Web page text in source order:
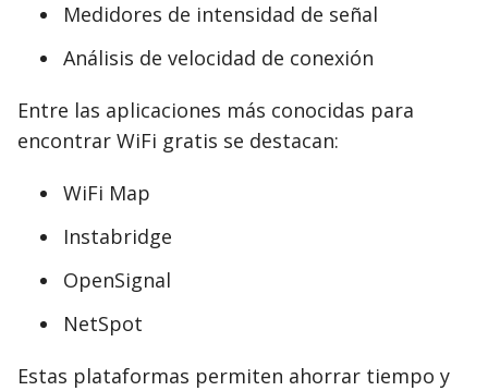
Medidores de intensidad de señal
Análisis de velocidad de conexión
Entre las aplicaciones más conocidas para
encontrar WiFi gratis se destacan:
WiFi Map
Instabridge
OpenSignal
NetSpot
Estas plataformas permiten ahorrar tiempo y